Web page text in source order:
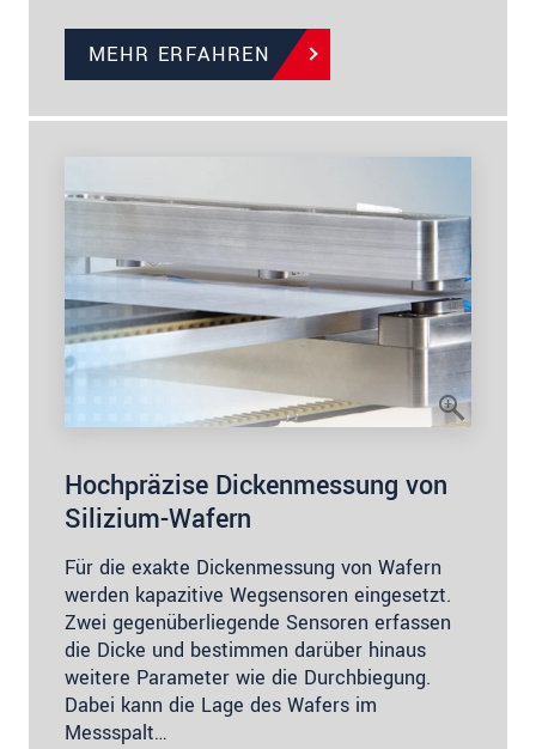
MEHR ERFAHREN
Hochpräzise Dickenmessung von
Silizium-Wafern
Für die exakte Dickenmessung von Wafern
werden kapazitive Wegsensoren eingesetzt.
Zwei gegenüberliegende Sensoren erfassen
die Dicke und bestimmen darüber hinaus
weitere Parameter wie die Durchbiegung.
Dabei kann die Lage des Wafers im
Messspalt…